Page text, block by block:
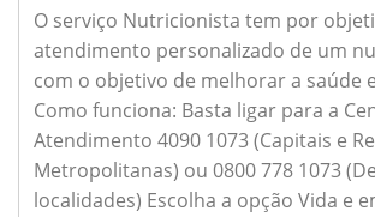
O serviço Nutricionista tem por
atendimento personalizado de um
com o objetivo de melhorar a saúde
Como funciona: Basta ligar para a
Atendimento 4090 1073 (Capitais e
Metropolitanas) ou 0800 778 1073
localidades) Escolha a opção Vida e